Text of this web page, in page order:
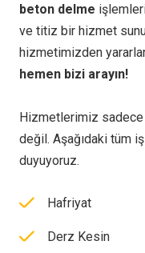
beton delme
ve titiz bir hizmet
hizmetimizden
hemen bizi arayın!
Hizmetlerimiz sadece
değil. Aşağıdaki tüm
duyuyoruz.
Hafriyat
Derz Kesin